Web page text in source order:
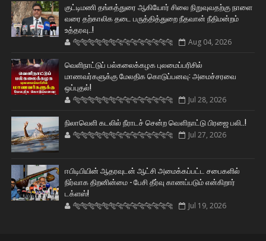
குட்டிமணி தங்கத்துரை ஆகியோர் சிலை நிறுவுவதற்கு நாளை
வரை தற்காலிக தடை பருத்தித்துறை நீதவான் நீதிமன்றம்
உத்தரவு..!
🐅🐅🐅🐅🐅🐅🐆🐆🐆🐆🐆🐆🐆🐆 Aug 04, 2026
வெளிநாட்டுப் பல்கலைக்கழக புலமைப்பரிசில்
மாணவர்களுக்கு மேலதிக கொடுப்பனவு: அமைச்சரவை
ஒப்புதல்!
🐅🐅🐅🐅🐅🐅🐆🐆🐆🐆🐆🐆🐆🐆 Jul 28, 2026
நிலாவெளி கடலில் நீராடச் சென்ற வௌிநாட்டு பிரஜை பலி..!
🐅🐅🐅🐅🐅🐅🐆🐆🐆🐆🐆🐆🐆🐆 Jul 27, 2026
ஈபிடிபியின் ஆதரவுடன் ஆட்சி அமைக்கப்பட்ட சபைகளில்
நிர்வாக திறனின்மை - பேசி தீர்வு காணப்படும் என்கிறார்
டக்ளஸ்!
🐅🐅🐅🐅🐅🐅🐆🐆🐆🐆🐆🐆🐆🐆 Jul 19, 2026